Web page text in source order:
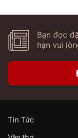
Bạn đọc
hạn vui
Tin Tức